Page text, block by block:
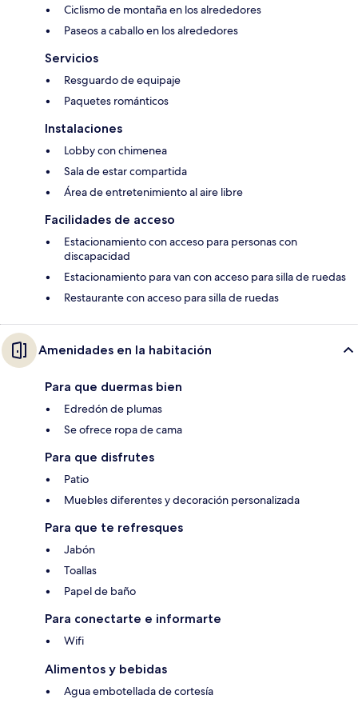
Ciclismo de montaña en los alrededores
Paseos a caballo en los alrededores
Servicios
Resguardo de equipaje
Paquetes románticos
Instalaciones
Lobby con chimenea
Sala de estar compartida
Área de entretenimiento al aire libre
Facilidades de acceso
Estacionamiento con acceso para personas con
discapacidad
Estacionamiento para van con acceso para silla de ruedas
Restaurante con acceso para silla de ruedas
Amenidades en la habitación
Para que duermas bien
Edredón de plumas
Se ofrece ropa de cama
Para que disfrutes
Patio
Muebles diferentes y decoración personalizada
Para que te refresques
Jabón
Toallas
Papel de baño
Para conectarte e informarte
Wifi
Alimentos y bebidas
Agua embotellada de cortesía